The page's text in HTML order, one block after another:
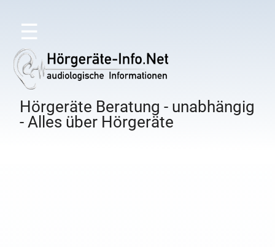
☰
Hörgeräte Beratung - unabhängig
- Alles über Hörgeräte